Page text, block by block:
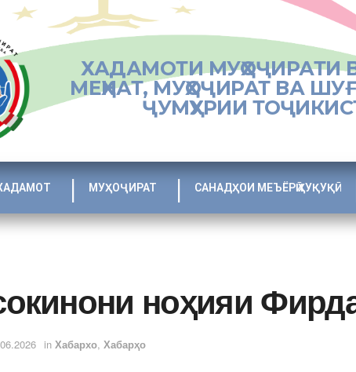
ХАДАМОТИ МУҲОҶИРАТИ
МЕҲНАТ, МУҲОҶИРАТ ВА
ҶУМҲУРИИ
МУҲОҶИРАТ САНАДҲОИ МЕЪЁРӢ ҲУҚУҚӢ
ноҳияи
in Хабархо, Хабарҳо